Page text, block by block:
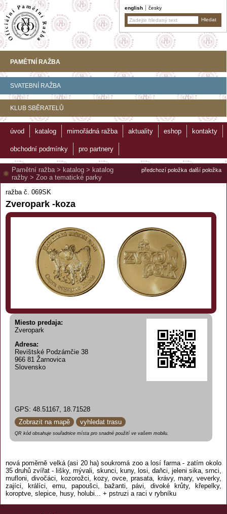
english česky
PAMĚTNÍ RAŽBA
SVATEBNÍ RAŽBA
KLUB SBĚRATELŮ
úvod katalog mimořádná ražba aktuality eshop kontakty
obchodní podmínky pro partnery
předchozí položka další položka
Pamětní ražba> katalog > katalog
ražby > Zoo a tematické parky
ražba č. 069SK
Zveropark -koza
Miesto predaja:
Zveropark
Adresa:
Revištské Podzámčie 38
966 81 Žarnovica
Slovensko
GPS: 48.51167, 18.71528
Zobrazit na mapě
vyhledat trasu
QR kód obsahuje souřadnice místa pro snadné použití ve vašem mobilu.
nová poměrně velká (asi 20 ha) soukromá zoo a losí farma - zatím okolo
35 druhů zvířat - lišky, mývali, skunci, kuny, losi, daňci, jeleni sika, srnci,
mufloni, divočáci, kozorožci, kozy, ovce, prasata, krávy, mary, veverky,
zajíci, králíci, emu, papoušci, bažanti, pávi, divoké krůty, křepelky,
koroptve, slepice, husy, holubi... + pstruzi a raci v rybníku